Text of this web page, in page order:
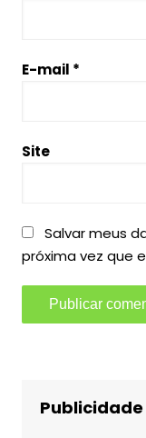
E-mail *
Site
Salvar meus
próxima vez que
Publicidade